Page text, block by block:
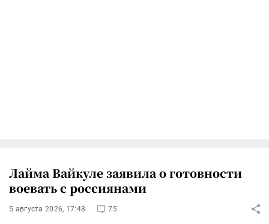
Лайма Вайкуле заявила о готовности
воевать с россиянами
5 августа 2026, 17:48 75